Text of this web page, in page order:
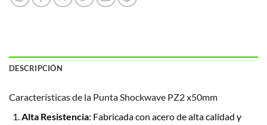
DESCRIPCIÓN
Características de la Punta Shockwave PZ2 x50mm
Alta Resistencia: Fabricada con acero de alta calidad y